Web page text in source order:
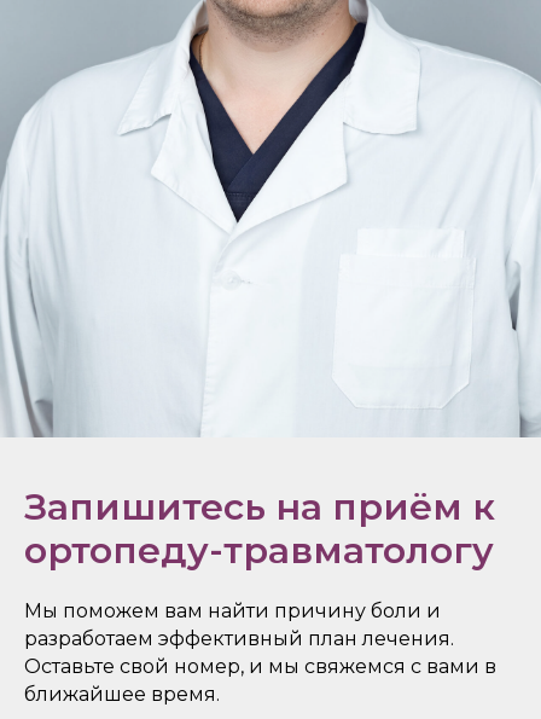
Запишитесь на приём к
ортопеду-травматологу
Мы поможем вам найти причину боли и
разработаем эффективный план лечения.
Оставьте свой номер, и мы свяжемся с вами в
ближайшее время.